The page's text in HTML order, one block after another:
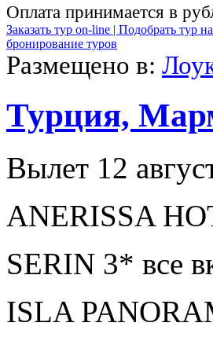
Оплата принимается в
Заказать тур on-line | Подобрать тур
бронирование туров
Размещено в:
Турция,
Вылет 12
ANERISSA
SERIN 3* все
ISLA